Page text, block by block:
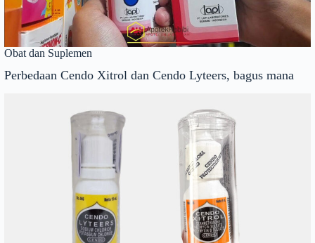
Obat dan Suplemen
Perbedaan Cendo Xitrol dan Cendo Lyteers, bagus mana